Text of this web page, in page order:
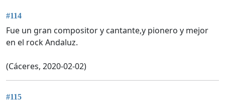
#114
Fue un gran compositor y cantante,y pionero y mejor
en el rock Andaluz.
(Cáceres, 2020-02-02)
#115